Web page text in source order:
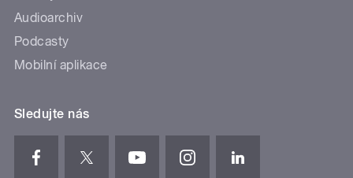
Audioarchiv
Podcasty
Mobilní aplikace
Sledujte nás